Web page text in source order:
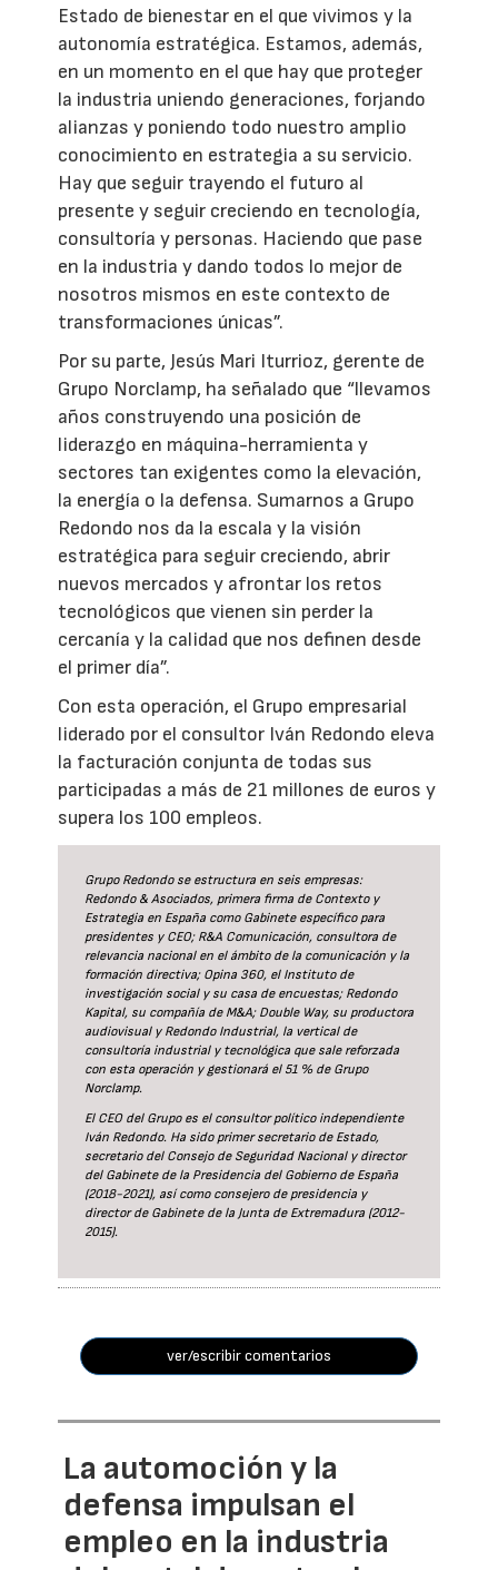
Estado de bienestar en el que vivimos y la
autonomía estratégica. Estamos, además,
en un momento en el que hay que proteger
la industria uniendo generaciones, forjando
alianzas y poniendo todo nuestro amplio
conocimiento en estrategia a su servicio.
Hay que seguir trayendo el futuro al
presente y seguir creciendo en tecnología,
consultoría y personas. Haciendo que pase
en la industria y dando todos lo mejor de
nosotros mismos en este contexto de
transformaciones únicas”.
Por su parte, Jesús Mari Iturrioz, gerente de
Grupo Norclamp, ha señalado que “llevamos
años construyendo una posición de
liderazgo en máquina-herramienta y
sectores tan exigentes como la elevación,
la energía o la defensa. Sumarnos a Grupo
Redondo nos da la escala y la visión
estratégica para seguir creciendo, abrir
nuevos mercados y afrontar los retos
tecnológicos que vienen sin perder la
cercanía y la calidad que nos definen desde
el primer día”.
Con esta operación, el Grupo empresarial
liderado por el consultor Iván Redondo eleva
la facturación conjunta de todas sus
participadas a más de 21 millones de euros y
supera los 100 empleos.
Grupo Redondo se estructura en seis empresas:
Redondo & Asociados, primera firma de Contexto y
Estrategia en España como Gabinete específico para
presidentes y CEO; R&A Comunicación, consultora de
relevancia nacional en el ámbito de la comunicación y la
formación directiva; Opina 360, el Instituto de
investigación social y su casa de encuestas; Redondo
Kapital, su compañía de M&A; Double Way, su productora
audiovisual y Redondo Industrial, la vertical de
consultoría industrial y tecnológica que sale reforzada
con esta operación y gestionará el 51 % de Grupo
Norclamp.
El CEO del Grupo es el consultor político independiente
Iván Redondo. Ha sido primer secretario de Estado,
secretario del Consejo de Seguridad Nacional y director
del Gabinete de la Presidencia del Gobierno de España
(2018-2021), así como consejero de presidencia y
director de Gabinete de la Junta de Extremadura (2012-
2015).
ver/escribir comentarios
La automoción y la
defensa impulsan el
empleo en la industria